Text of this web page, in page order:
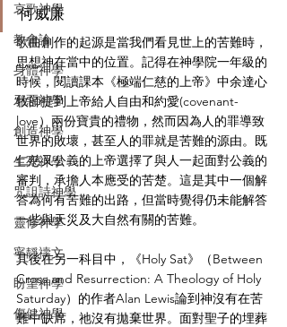
哀歌神學
教會論
身體神學
邪惡神學
創造神學
生死神學
咒詛詩神學
靈修神學
寧靜禱文
盼望神學
傷健神學
何威廉
歌曲創作的起源是當我們看見世上的苦難時，
思想神在當中的位置。記得在神學院一年級的
時候，閱讀課本《極端仁慈的上帝》中余達心
牧師提到上帝給人自由和約愛(covenant-
love）兩份寶貴的禮物，然而因為人的罪導致
世界的敗壞，甚至人的罪就是苦難的源由。既
仁慈又公義的上帝選擇了與人一起面對公義的
審判，承擔人本應受的苦楚。這是其中一個解
答為何有苦難的出路，但當時覺得仍未能解答
一些與天災及大自然有關的苦難。
其後在另一科目中，《Holy Sat》（Between
Cross and Resurrection: A Theology of Holy
Saturday）的作者Alan Lewis論到神沒有在苦
難中缺席，祂沒有拋棄世界。面對聖子的埋葬